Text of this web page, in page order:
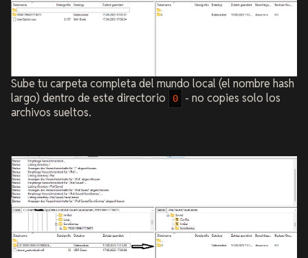
Sube tu carpeta completa del mundo local (el nombre hash
largo) dentro de este directorio
0
- no copies solo los
archivos sueltos.